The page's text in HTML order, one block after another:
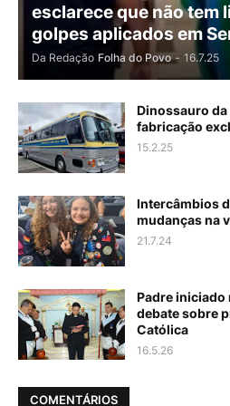
esclarece que não tem
golpes aplicados em
Da Redação Folha do Povo - 16.7.25
Dinossauro da
fabricação
15.2.25
Intercâmbios
mudanças na
21.7.24
Padre iniciado
debate sobre
Católica
16.5.26
COMENTÁRIOS